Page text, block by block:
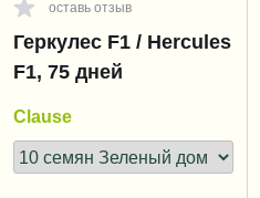
оставь отзыв
Геркулес F1 / Hercules
F1, 75 дней
Clause